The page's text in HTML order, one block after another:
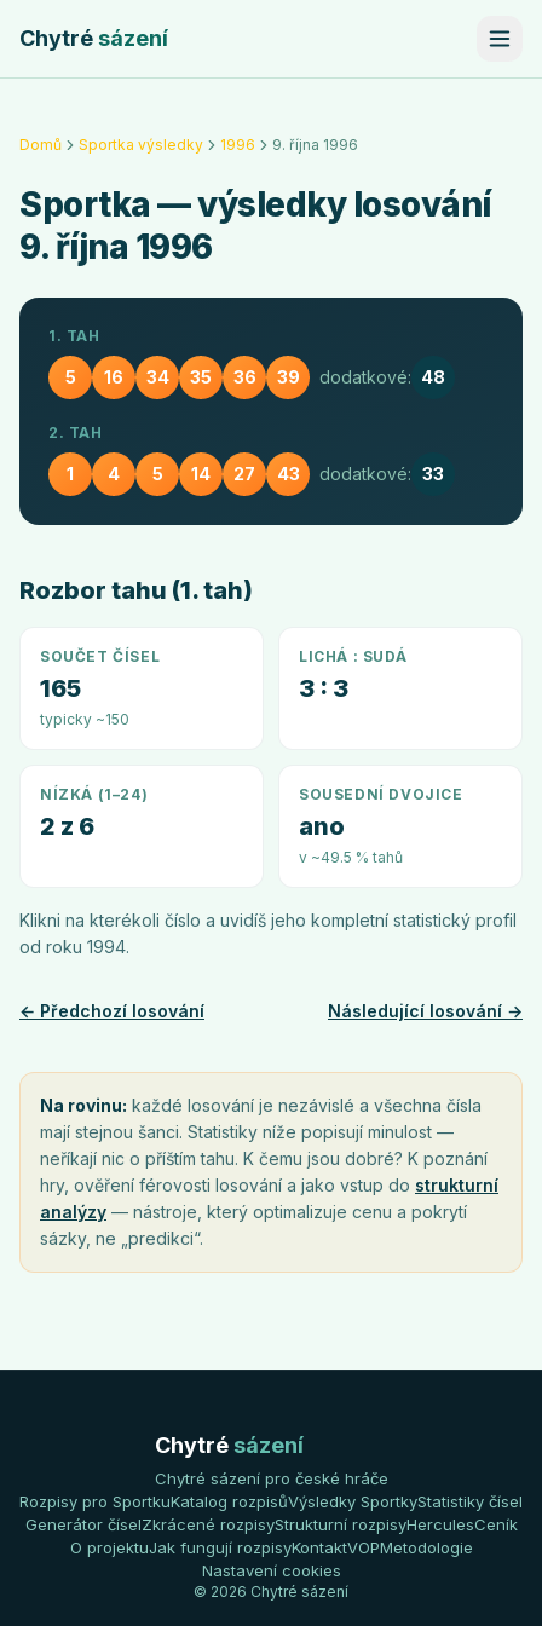
Chytrésázení
Domů Sportka výsledky 1996 9. října 1996
Sportka — výsledky losování
9. října 1996
1. TAH
5 16 34 35 36 39 dodatkové: 48
2. TAH
1 4 5 14 27 43 dodatkové: 33
Rozbor tahu (1. tah)
SOUČET ČÍSEL
165
typicky ~150
LICHÁ : SUDÁ
3 : 3
NÍZKÁ (1–24)
2 z 6
SOUSEDNÍ DVOJICE
ano
v ~49.5 % tahů
Klikni na kterékoli číslo a uvidíš jeho kompletní statistický profil
od roku 1994.
← Předchozí losování Následující losování →
Na rovinu: každé losování je nezávislé a všechna čísla
mají stejnou šanci. Statistiky níže popisují minulost —
neříkají nic o příštím tahu. K čemu jsou dobré? K poznání
hry, ověření férovosti losování a jako vstup do strukturní
analýzy — nástroje, který optimalizuje cenu a pokrytí
sázky, ne „predikci“.
Chytré sázení
Chytré sázení pro české hráče
Rozpisy pro SportkuKatalog rozpisůVýsledky SportkyStatistiky čísel
Generátor číselZkrácené rozpisyStrukturní rozpisyHerculesCeník
O projektuJak fungují rozpisyKontaktVOPMetodologie
Nastavení cookies
© 2026 Chytré sázení